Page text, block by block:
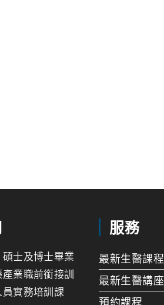
士及博士畢業
業職前銜接訓
實務培訓課
服務
最新生醫課程
最新生醫講座
預約課程